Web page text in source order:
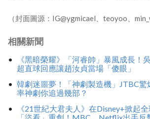
（封面圖源：IG@ygmicael、teoyoo、
相關新聞
《黑暗榮耀》「河睿帥」暴風成長！
超直球回應讓趙汝貞當場「傻眼」
韓劇迷噩夢！「神劇製造機」JTBC驚
率神劇你追過幾部？
《21世紀大君夫人》在Disney+掀起